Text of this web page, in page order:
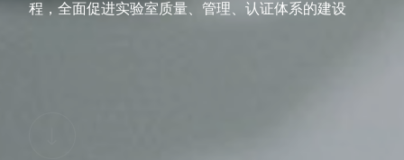
程，全面促进实验室质量、管理、认证体系的建设